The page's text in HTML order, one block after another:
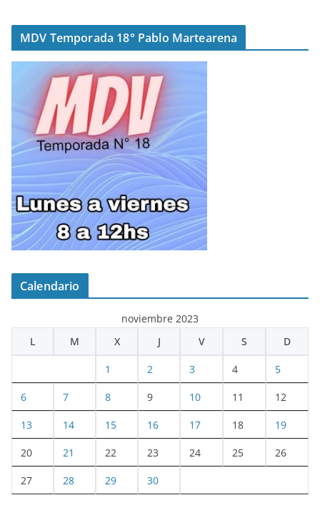
MDV Temporada 18° Pablo Martearena
Calendario
noviembre 2023
L
M X J V S D
1 2 3 4 5
6 7 8 9 10 11 12
13 14 15 16 17 18 19
20 21 22 23 24 25 26
27 28 29 30